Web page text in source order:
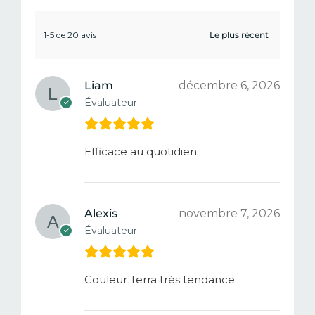
1-5 de 20 avis
Liam
Évaluateur
décembre 6, 2026
Efficace au quotidien.
Alexis
Évaluateur
novembre 7, 2026
Couleur Terra très tendance.